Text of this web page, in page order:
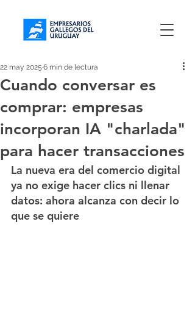
Cuando conversar es
comprar: empresas
incorporan IA "charlada"
para hacer transacciones
22 may 2025 6 min de lectura
La nueva era del comercio digital
ya no exige hacer clics ni llenar
datos: ahora alcanza con decir lo
que se quiere